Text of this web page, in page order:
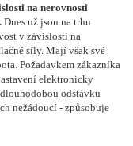
na nerovnosti
Dnes už jsou na trhu
v závislosti na
síly. Mají však své
Požadavkem zákazníka
elektronicky
odstávku
nežádoucí - způsobuje